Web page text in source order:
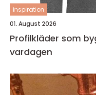
inspiration
01. August 2026
Profilkläder som
vardagen